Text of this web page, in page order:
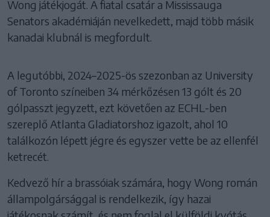
Wong játékjogát. A fiatal csatár a Mississauga
Senators akadémiáján nevelkedett, majd több másik
kanadai klubnál is megfordult.
A legutóbbi, 2024–2025-ös szezonban az University
of Toronto színeiben 34 mérkőzésen 13 gólt és 20
gólpasszt jegyzett, ezt követően az ECHL-ben
szereplő Atlanta Gladiatorshoz igazolt, ahol 10
találkozón lépett jégre és egyszer vette be az ellenfél
ketrecét.
Kedvező hír a brassóiak számára, hogy Wong román
állampolgársággal is rendelkezik, így hazai